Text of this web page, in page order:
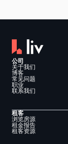
公司
关于我们
博客
常见问题
职业
联系我们
租客
浏览房源
租金报告
租客资源